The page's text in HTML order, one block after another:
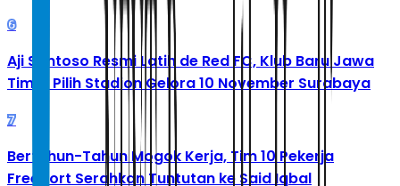
6
Aji Santoso Resmi Latih de Red FC, Klub Baru Jawa
Timur Pilih Stadion Gelora 10 November Surabaya
7
Bertahun-Tahun Mogok Kerja, Tim 10 Pekerja
Freeport Serahkan Tuntutan ke Said Iqbal